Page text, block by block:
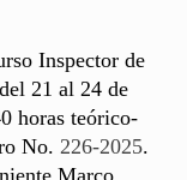
Inspector de
21 al 24 de
horas teórico-
No. 226-2025.